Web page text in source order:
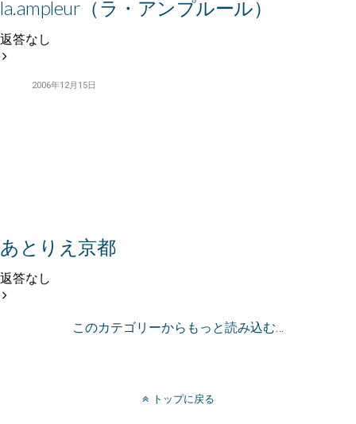
la.ampleur（ラ・アンプルール）
返答なし
2006年12月15日
あとりえ京都
返答なし
このカテゴリーからもっと読み込む…
トップに戻る